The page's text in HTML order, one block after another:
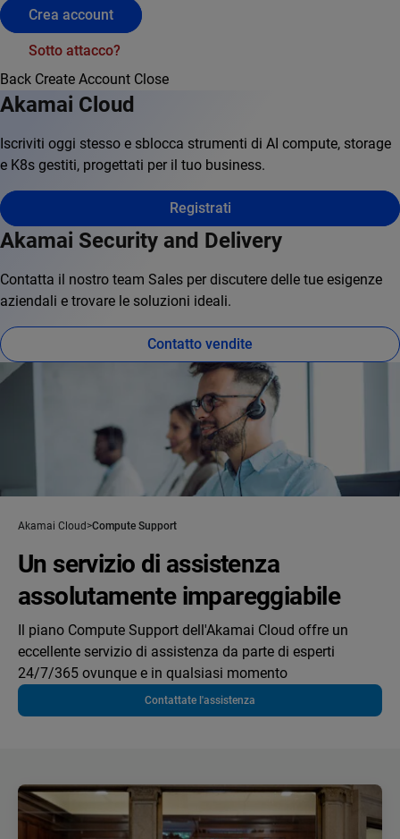
Crea account
Sotto attacco?
Back Create Account Close
Akamai Cloud
Iscriviti oggi stesso e sblocca strumenti di AI compute, storage
e K8s gestiti, progettati per il tuo business.
Registrati
Akamai Security and Delivery
Contatta il nostro team Sales per discutere delle tue esigenze
aziendali e trovare le soluzioni ideali.
Contatto vendite
Akamai Cloud Compute Support
Un servizio di assistenza
assolutamente impareggiabile
Il piano Compute Support dell'Akamai Cloud offre un
eccellente servizio di assistenza da parte di esperti
24/7/365 ovunque e in qualsiasi momento
Contattate l'assistenza